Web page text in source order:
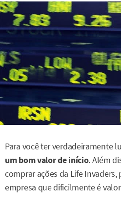
Para você ter verdadeiramente
um bom valor de início. Além
comprar ações da Life Invaders,
empresa que dificilmente é